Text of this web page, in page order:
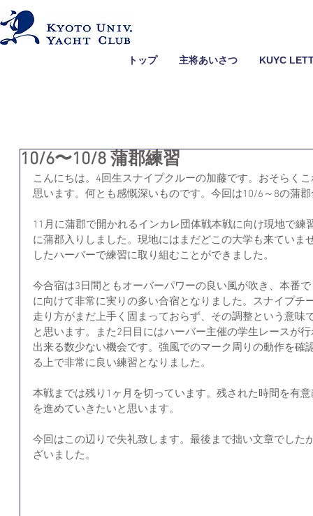
トップ 主将あいさつ KUYC
10/6〜10/8 蒲郡練習
こんにちは。4回生スナイプクルーの加藤です。おそらく
思います。何とも感慨深いものです。今回は10/6～8の蒲
11月に蒲郡で開かれるインカレ団体戦本戦に向け現地で
に蒲郡入りしました。現地にはまだどこの大学も来ていま
したハーバーで練習に取り組むことができました。
今合宿は3日間ともオーバーパワーの良い風が吹き、本番
に向けて非常に実りの多い合宿となりました。スナイプチ
走り方がまだ上手く固まっておらず、その調整という意味
と思います。また2日目にはハーバー主催の学生レースが
出来る数少ない機会です。強風でのマーク周りの動作を確
る上で非常に良い練習となりました。
本戦までは残り1ヶ月を切っています。残された時間を有
を進めていきたいと思います。
今回はこの辺りで失礼致します。最後まで拙い文章でした
ざいました。